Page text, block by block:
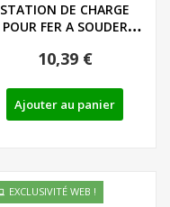
STATION DE CHARGE
POUR FER A SOUDER
10,39 €
Ajouter au panier
EXCLUSIVITÉ WEB !